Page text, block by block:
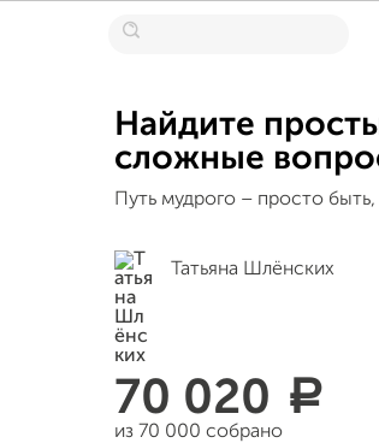
Найдите
сложные
Путь мудрого – просто
Татьяна Шлёнских
70 020 a
из 70 000 собрано